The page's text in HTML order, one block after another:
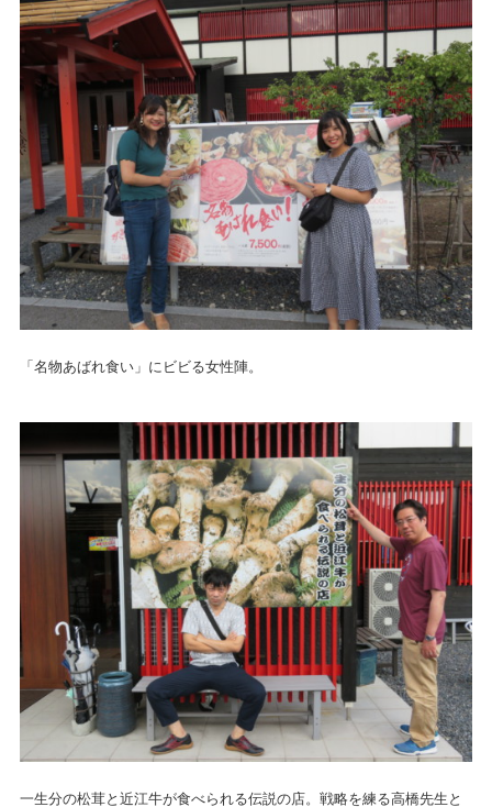
「名物あばれ食い」にビビる女性陣。
一生分の松茸と近江牛が食べられる伝説の店。戦略を練る高橋先生と